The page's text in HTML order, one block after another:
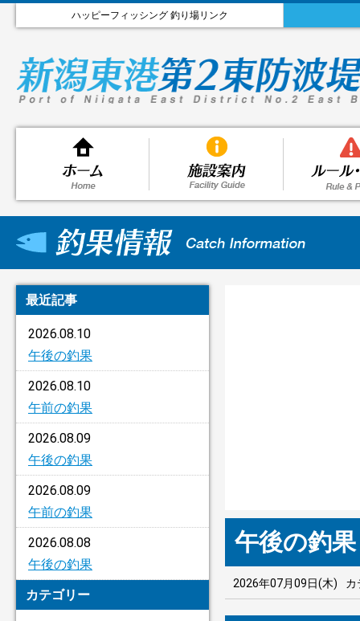
ハッピーフィッシング 釣り場リンク
最近記事
2026.08.10
午後の釣果
2026.08.10
午前の釣果
2026.08.09
午後の釣果
2026.08.09
午前の釣果
2026.08.08
午後の釣果
カテゴリー
午後の釣果
2026年07月09日(木) カ